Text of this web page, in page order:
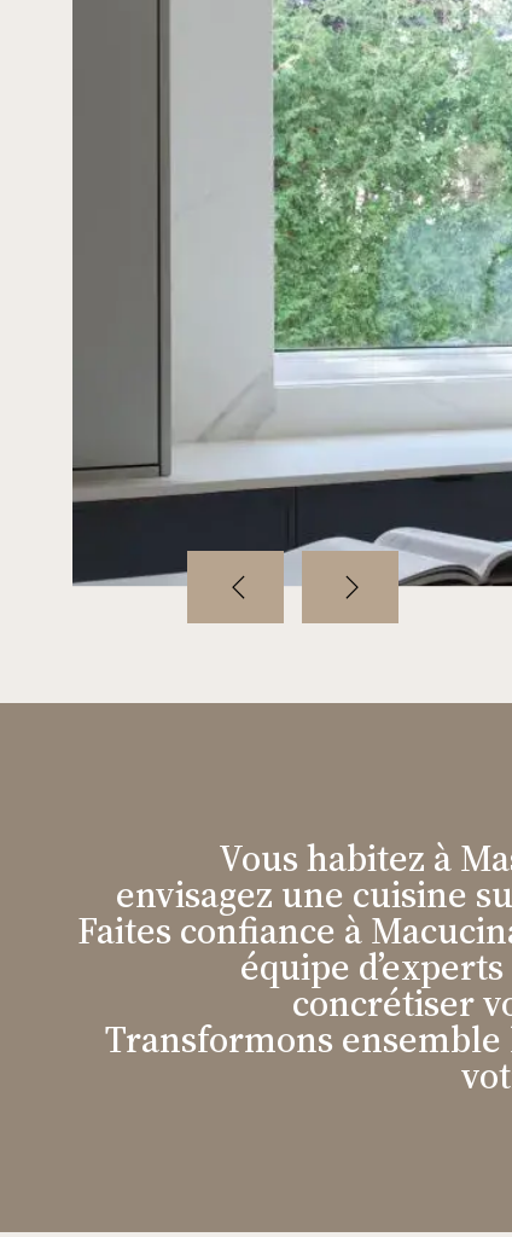
Vous habitez à
envisagez une cuisine
Faites confiance à
équipe
concrétiser
Transformons